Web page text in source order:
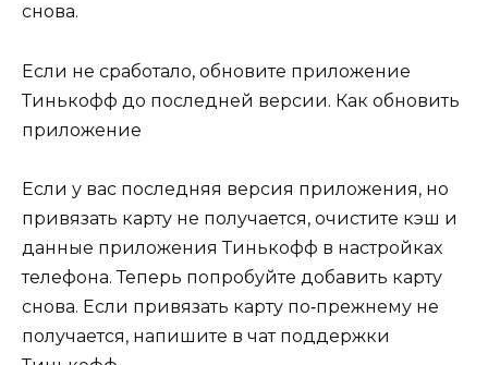
снова.
Если не сработало, обновите приложение
Тинькофф до последней версии. Как обновить
приложение
Если у вас последняя версия приложения, но
привязать карту не получается, очистите кэш и
данные приложения Тинькофф в настройках
телефона. Теперь попробуйте добавить карту
снова. Если привязать карту по‑прежнему не
получается, напишите в чат поддержки